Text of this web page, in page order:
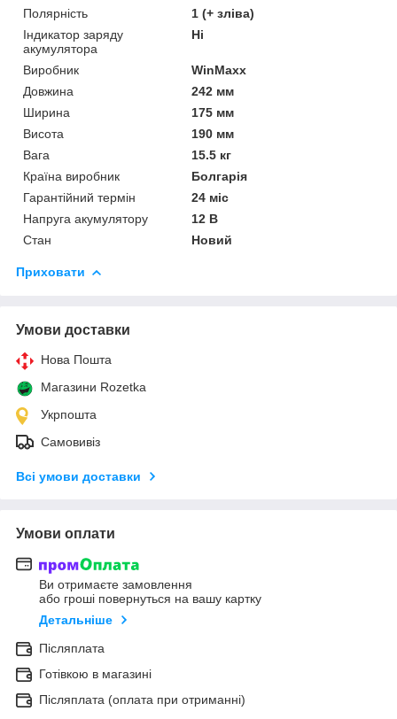
Полярність
1 (+ зліва)
Індикатор заряду
акумулятора
Ні
Виробник
WinMaxx
Довжина
242 мм
Ширина
175 мм
Висота
190 мм
Вага
15.5 кг
Країна виробник
Болгарія
Гарантійний термін
24 міс
Напруга акумулятору
12 В
Стан
Новий
Приховати
Умови доставки
Нова Пошта
Магазини Rozetka
Укрпошта
Самовивіз
Всі умови доставки
Умови оплати
Ви отримаєте замовлення
або гроші повернуться на вашу картку
Детальніше
Післяплата
Готівкою в магазині
Післяплата (оплата при отриманні)